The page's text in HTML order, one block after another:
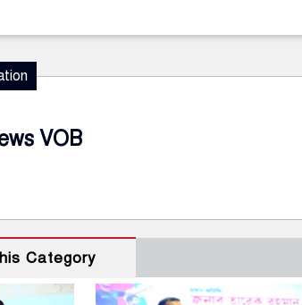
VOB
Category